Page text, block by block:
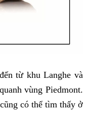
đến từ khu Langhe và
vùng Piedmont.
có thể tìm thấy ở